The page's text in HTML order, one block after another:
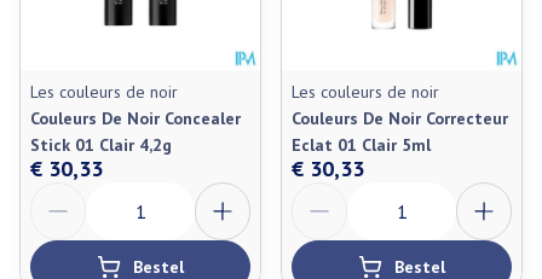
Les couleurs de noir
Couleurs De Noir Concealer
Stick 01 Clair 4,2g
€ 30,33
Bestel
Les couleurs de noir
Couleurs De Noir Correcteur
Eclat 01 Clair 5ml
€ 30,33
Bestel